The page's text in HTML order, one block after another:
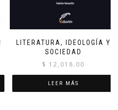
LITERATURA, IDEOLOGÍA Y
SOCIEDAD
$ 12,018.00
LEER MÁS